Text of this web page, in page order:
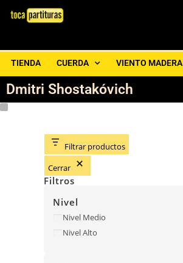
TIENDA CUERDA VIENTO MADERA
Dmitri Shostakóvich
Filtrar productos
Cerrar
Filtros
Nivel
Nivel Medio
Nivel Alto